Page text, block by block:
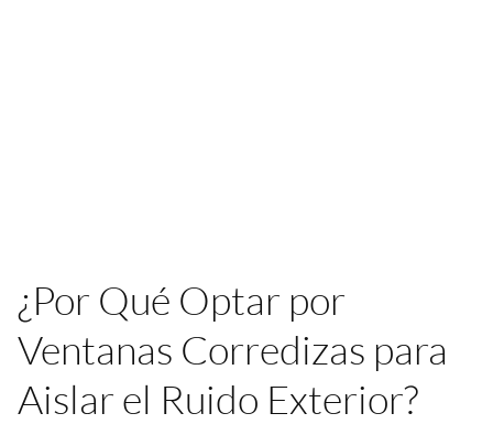
¿Por Qué Optar por
Ventanas Corredizas para
Aislar el Ruido Exterior?